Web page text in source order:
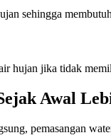
sehingga
hujan jika tidak
Awal
pemasangan